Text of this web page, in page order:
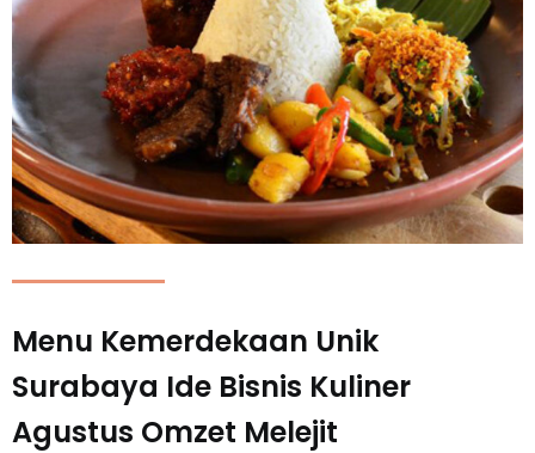
Menu Kemerdekaan Unik
Surabaya Ide Bisnis Kuliner
Agustus Omzet Melejit